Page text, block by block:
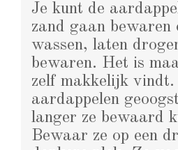
Je kunt de
zand gaan bewaren
wassen, laten
bewaren. Het is
zelf makkelijk
aardappelen
langer ze bewaard
Bewaar ze op een